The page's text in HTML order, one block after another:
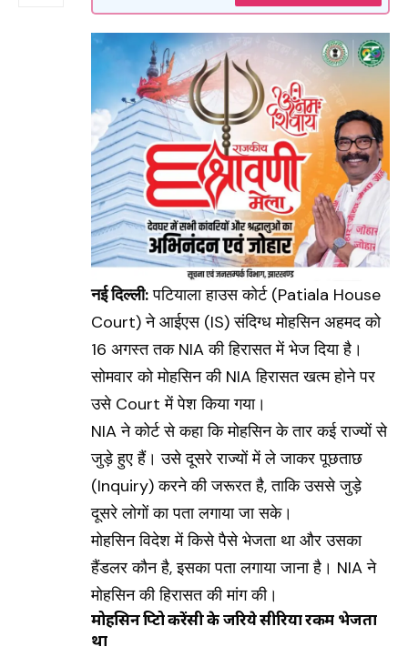
नई दिल्ली:पटियाला हाउस कोर्ट(Patiala House
Court)ने आईएस (IS) संदिग्ध मोहसिन अहमद को
16 अगस्त तक NIAकी हिरासत में भेज दिया है।
सोमवार को मोहसिन की NIA हिरासत खत्म होने पर
उसे Court में पेश किया गया।
NIA ने कोर्ट से कहा कि मोहसिन के तार कई राज्यों से
जुड़े हुए हैं। उसे दूसरे राज्यों में ले जाकर पूछताछ
(Inquiry)करने की जरूरत है, ताकि उससे जुड़े
दूसरे लोगों का पता लगाया जा सके।
मोहसिन विदेश में किसे पैसे भेजता था और उसका
हैंडलर कौन है, इसका पता लगाया जाना है। NIA ने
मोहसिन की हिरासत की मांग की।
मोहसिन क्रिप्टो करेंसी के जरिये सीरिया रकम भेजता
था